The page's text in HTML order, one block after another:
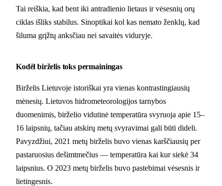
Tai reiškia, kad bent iki antradienio lietaus ir vėsesnių orų
ciklas išliks stabilus. Sinoptikai kol kas nemato ženklų, kad
šiluma grįžtų anksčiau nei savaitės viduryje.
Kodėl birželis toks permainingas
Birželis Lietuvoje istoriškai yra vienas kontrastingiausių
mėnesių. Lietuvos hidrometeorologijos tarnybos
duomenimis, birželio vidutinė temperatūra svyruoja apie 15–
16 laipsnių, tačiau atskirų metų svyravimai gali būti dideli.
Pavyzdžiui, 2021 metų birželis buvo vienas karščiausių per
pastaruosius dešimtmečius — temperatūra kai kur siekė 34
laipsnius. O 2023 metų birželis buvo pastebimai vėsesnis ir
lietingesnis.